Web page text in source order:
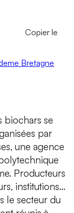
Copier le
Bretagne
biochars se
par
une agence
Producteurs
institutions…
le secteur du